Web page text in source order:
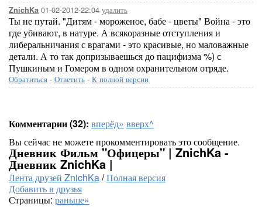
ZnichKa 01-02-2012-22:04 удалить
Ты не путай. "Дитям - мороженое, бабе - цветы" Война - это
где убивают, в натуре. А всякоразные отступления и
либеральничания с врагами - это красивые, но маловажные
детали. А то так допризываешься до пацифизма %) с
Пушкиным и Гомером в одном охранительном отряде.
Обратиться - Ответить - К полной версии
Комментарии (32): вперёд» вверх^
Вы сейчас не можете прокомментировать это сообщение.
Дневник Фильм "Офицеры" | ZnichKa -
Дневник ZnichKa |
Лента друзей ZnichKa/Полная версия
Добавить в друзья
Страницы: раньше»